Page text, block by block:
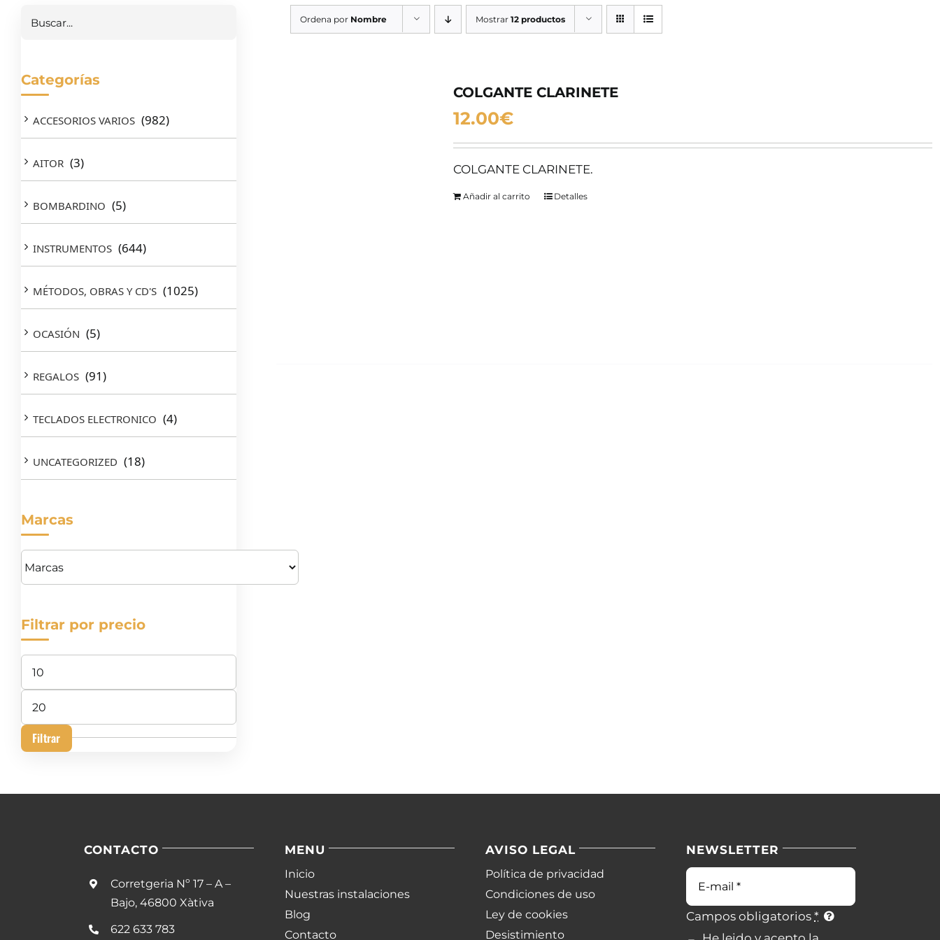
Ordena por Nombre Mostrar12 productos
COLGANTE CLARINETE
12.00€
COLGANTE CLARINETE.
Añadir al carrito Detalles
Categorías
ACCESORIOS VARIOS (982)
AITOR (3)
BOMBARDINO (5)
INSTRUMENTOS (644)
MÉTODOS, OBRAS Y CD'S (1025)
OCASIÓN (5)
REGALOS (91)
TECLADOS ELECTRONICO (4)
UNCATEGORIZED (18)
Marcas
Filtrar por precio
Precio
mínimo
Precio
máximo
Filtrar
CONTACTO
Corretgeria Nº 17 – A –
Bajo, 46800 Xàtiva
622 633 783
MENU
Inicio
Nuestras instalaciones
Blog
Contacto
AVISO LEGAL
Política de privacidad
Condiciones de uso
Ley de cookies
Desistimiento
NEWSLETTER
Campos obligatorios*